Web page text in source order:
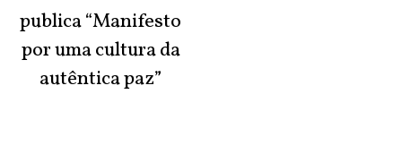
publica “Manifesto
por uma cultura da
autêntica paz”